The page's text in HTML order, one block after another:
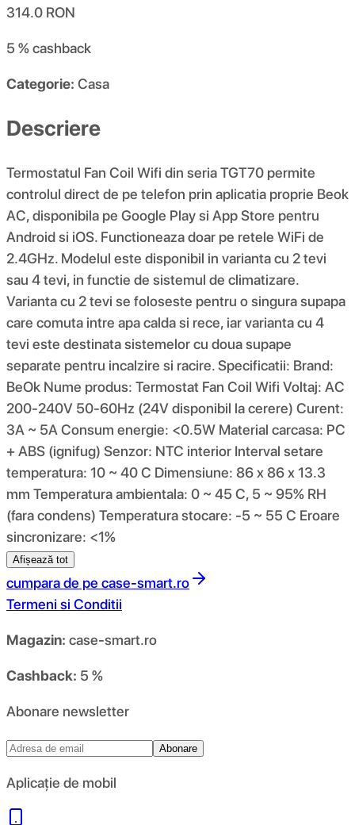
314.0 RON
5 %cashback
Categorie: Casa
Descriere
Termostatul Fan Coil Wifi din seria TGT70 permite
controlul direct de pe telefon prin aplicatia proprie Beok
AC, disponibila pe Google Play si App Store pentru
Android si iOS. Functioneaza doar pe retele WiFi de
2.4GHz. Modelul este disponibil in varianta cu 2 tevi
sau 4 tevi, in functie de sistemul de climatizare.
Varianta cu 2 tevi se foloseste pentru o singura supapa
care comuta intre apa calda si rece, iar varianta cu 4
tevi este destinata sistemelor cu doua supape
separate pentru incalzire si racire. Specificatii: Brand:
BeOk Nume produs: Termostat Fan Coil Wifi Voltaj: AC
200-240V 50-60Hz (24V disponibil la cerere) Curent:
3A ~ 5A Consum energie: <0.5W Material carcasa: PC
+ ABS (ignifug) Senzor: NTC interior Interval setare
temperatura: 10 ~ 40 C Dimensiune: 86 x 86 x 13.3
mm Temperatura ambientala: 0 ~ 45 C, 5 ~ 95% RH
(fara condens) Temperatura stocare: -5 ~ 55 C Eroare
sincronizare: <1%
Afișează tot
cumpara de pe case-smart.ro
Termeni si Conditii
Magazin: case-smart.ro
Cashback: 5 %
Abonare newsletter
Abonare
Aplicație de mobil